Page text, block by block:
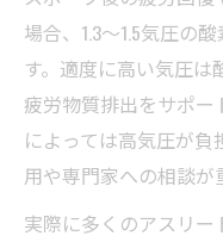
場合、1.3～1.5気圧の
す。適度に高い気圧
疲労物質排出をサポ
によっては高気圧が
用や専門家への相談が
実際に多くのアスリー